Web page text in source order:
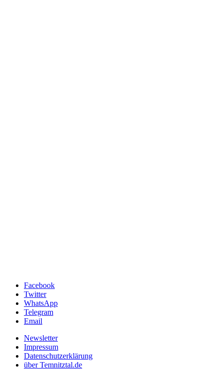
Facebook
Twitter
WhatsApp
Telegram
Email
Newsletter
Impressum
Datenschutzerklärung
über Temnitztal.de